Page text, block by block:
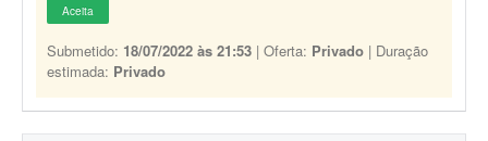
Aceita
Submetido: 18/07/2022 às 21:53 | Oferta: Privado | Duração
estimada: Privado